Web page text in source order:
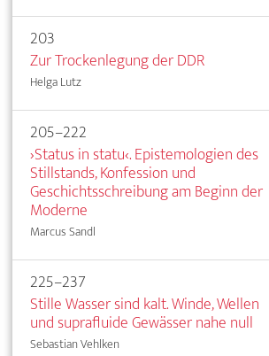
203
Zur Trockenlegung der DDR
Helga Lutz
205–222
›Status in statu‹. Epistemologien des
Stillstands, Konfession und
Geschichtsschreibung am Beginn der
Moderne
Marcus Sandl
225–237
Stille Wasser sind kalt. Winde, Wellen
und suprafluide Gewässer nahe null
Sebastian Vehlken